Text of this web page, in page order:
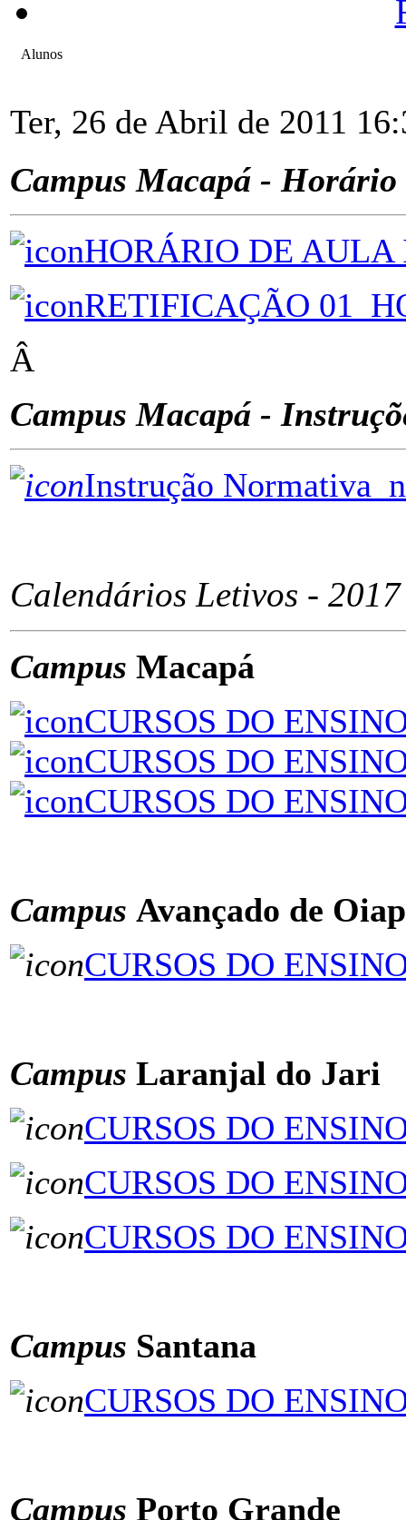
Alunos
Ter, 26 de Abril de 2011
Campus Macapá - Horário
HORÁRIO DE AULA
RETIFICAÇÃO
Â
Campus Macapá -
Instrução
Calendários Letivos - 2017
Campus Macapá
CURSOS DO
CURSOS DO
CURSOS DO
Campus Avançado de
CURSOS DO
Campus Laranjal do Jari
CURSOS DO
CURSOS DO
CURSOS DO
Campus Santana
CURSOS DO
Campus Porto Grande